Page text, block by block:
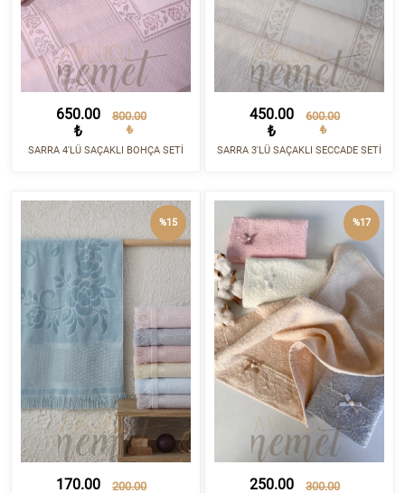
650.00
₺
800.00
₺
SARRA 4'LÜ SAÇAKLI BOHÇA SETİ
450.00
₺
600.00
₺
SARRA 3'LÜ SAÇAKLI SECCADE SETİ
170.00
200.00
%15
250.00
300.00
%17